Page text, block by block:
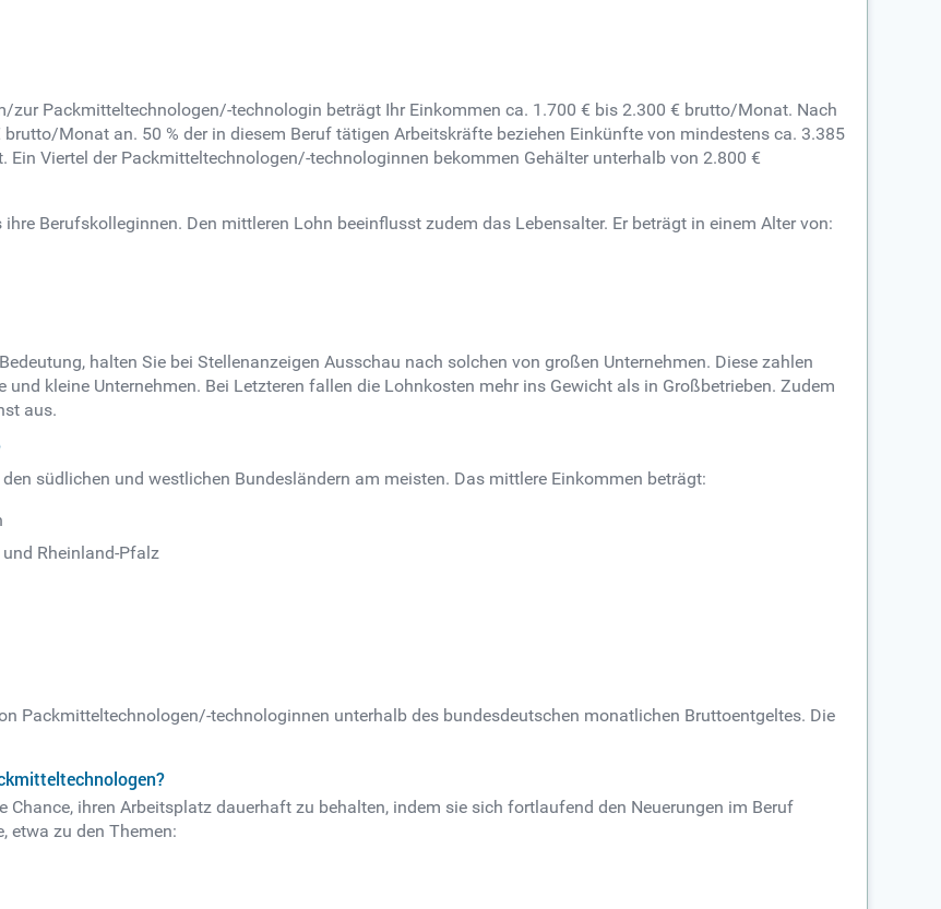
zur Packmitteltechnologen/-technologin beträgt Ihr Einkommen ca. 1.700 € bis 2.300 € brutto/Monat. Nach
Monat an. 50 % der in diesem Beruf tätigen Arbeitskräfte beziehen Einkünfte von mindestens ca. 3.385
Viertel der Packmitteltechnologen/-technologinnen bekommen Gehälter unterhalb von 2.800 €
Berufskolleginnen. Den mittleren Lohn beeinflusst zudem das Lebensalter. Er beträgt in einem Alter von:
halten Sie bei Stellenanzeigen Ausschau nach solchen von großen Unternehmen. Diese zahlen
kleine Unternehmen. Bei Letzteren fallen die Lohnkosten mehr ins Gewicht als in Großbetrieben. Zudem
aus.
südlichen und westlichen Bundesländern am meisten. Das mittlere Einkommen beträgt:
Rheinland-Pfalz
Packmitteltechnologen/-technologinnen unterhalb des bundesdeutschen monatlichen Bruttoentgeltes. Die
ihren Arbeitsplatz dauerhaft zu behalten, indem sie sich fortlaufend den Neuerungen im Beruf
etwa zu den Themen: